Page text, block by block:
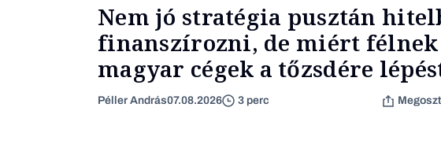
Nem jó stratégia pusztán
finanszírozni, de miért félnek
magyar cégek a tőzsdére
Péller András07.08.2026 3 perc